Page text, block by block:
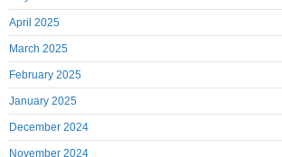
April 2025
March 2025
February 2025
January 2025
December 2024
November 2024